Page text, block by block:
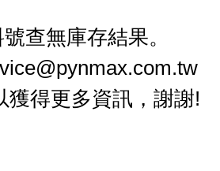
查無庫存結果。
獲得更多資訊，謝謝!